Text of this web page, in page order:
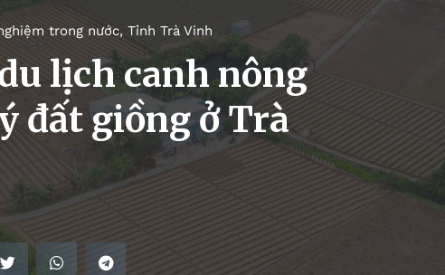
trong nước, Tỉnh Trà Vinh
lịch canh nông
đất giồng ở Trà